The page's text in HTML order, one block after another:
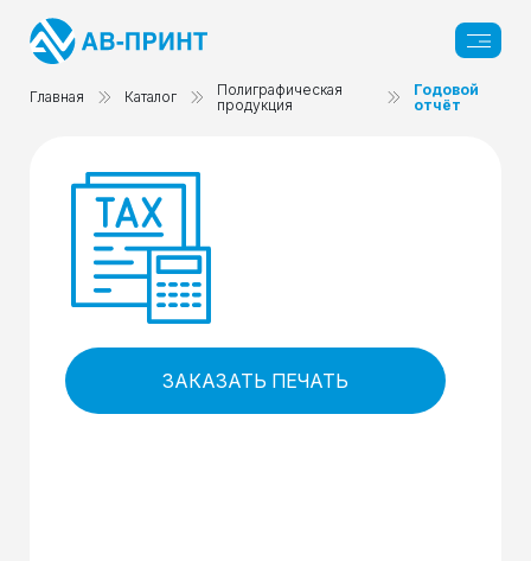
Главная Каталог
Полиграфическая
продукция
Годовой
отчёт
ЗАКАЗАТЬ ПЕЧАТЬ